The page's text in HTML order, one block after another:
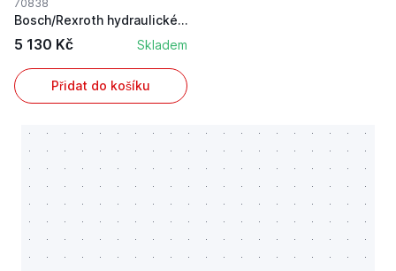
70838
Bosch/Rexroth hydraulické čerpadlo pro John Dee...
5 130 Kč Skladem
Přidat do košíku